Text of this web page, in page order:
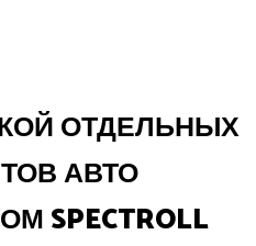
ОТДЕЛЬНЫХ
АВТО
SPECTROLL